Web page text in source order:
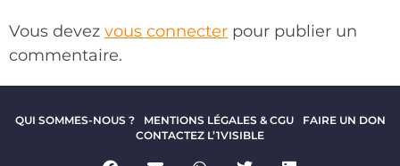
Vous devez vous connecter pour publier un
commentaire.
QUI SOMMES-NOUS ? MENTIONS LÉGALES & CGU
FAIRE UN DON
CONTACTEZ L’1VISIBLE